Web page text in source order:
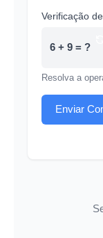
Verificação
6 + 9 = ?
Resolva a
Enviar